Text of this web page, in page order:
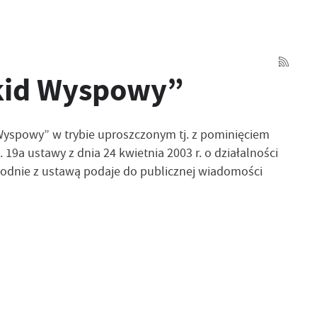
Wyspowy”
w trybie uproszczonym tj. z pominięciem
19a ustawyz dnia 24 kwietnia 2003 r. o działalności
z ustawą podaje do publicznej wiadomości